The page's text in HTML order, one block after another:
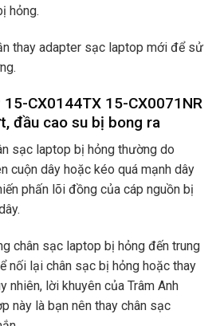
hỏng.
thay adapter sạc laptop mới để sử
15-CX0144TX 15-CX0071NR
đầu cao su bị bong ra
sạc laptop bị hỏng thường do
cuộn dây hoặc kéo quá mạnh dây
phấn lõi đồng của cáp nguồn bị
chân sạc laptop bị hỏng đến trung
nối lại chân sạc bị hỏng hoặc thay
nhiên, lời khuyên của Trâm Anh
này là bạn nên thay chân sạc